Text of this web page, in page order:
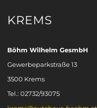
KREMS
Böhm Wilhelm GesmbH
Gewerbeparkstraße 13
3500 Krems
Tel.: 02732/93075